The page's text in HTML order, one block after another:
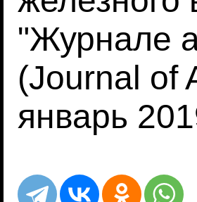
"Журнале
(Journal of
январь